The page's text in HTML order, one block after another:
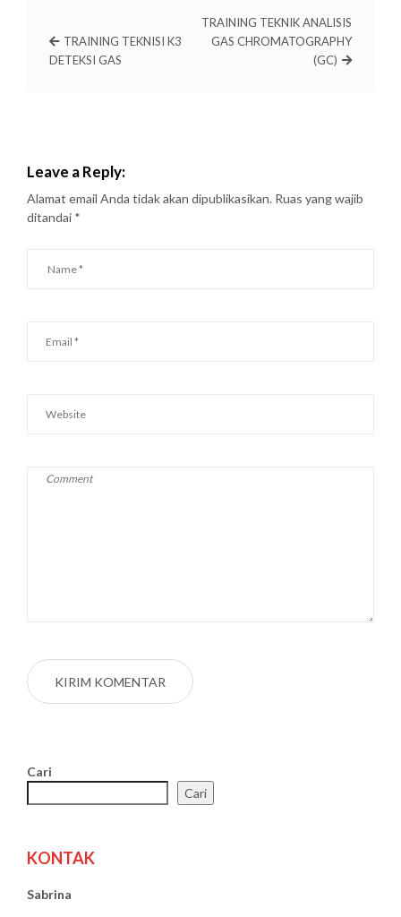
TRAINING TEKNISI K3
DETEKSI GAS
TRAINING TEKNIK ANALISIS
GAS CHROMATOGRAPHY
(GC)
Leave a Reply:
Alamat email Anda tidak akan dipublikasikan. Ruas yang wajib
ditandai *
Cari
Cari
KONTAK
Sabrina